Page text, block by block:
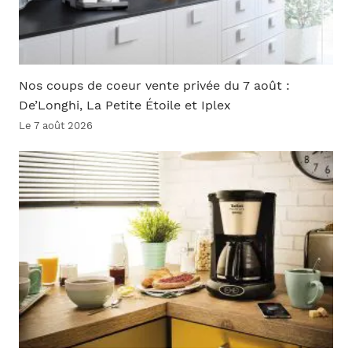
Nos coups de coeur vente privée du 7 août :
De’Longhi, La Petite Étoile et Iplex
Le 7 août 2026